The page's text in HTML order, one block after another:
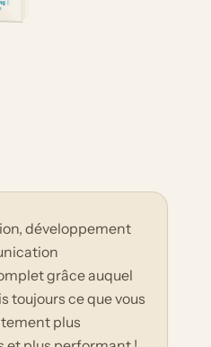
développement
grâce auquel
toujours ce que vous
plus